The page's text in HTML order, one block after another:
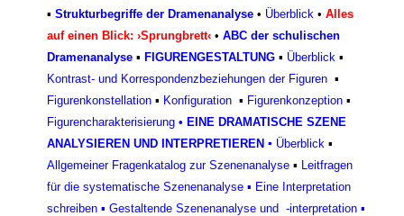
▪ Strukturbegriffe der Dramenanalyse • Überblick • Alles
auf einen Blick: ›Sprungbrett‹ • ABC der schulischen
Dramenanalyse ▪ FIGURENGESTALTUNG ▪ Überblick ▪
Kontrast- und Korrespondenzbeziehungen der Figuren ▪
Figurenkonstellation ▪ Konfiguration ▪ Figurenkonzeption ▪
Figurencharakterisierung • EINE DRAMATISCHE SZENE
ANALYSIEREN UND INTERPRETIEREN ▪ Überblick ▪
Allgemeiner Fragenkatalog zur Szenenanalyse ▪ Leitfragen
für die systematische Szenenanalyse ▪ Eine Interpretation
schreiben ▪ Gestaltende Szenenanalyse und -interpretation ▪